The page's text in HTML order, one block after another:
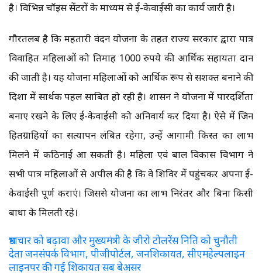
है। विभिन्न चॉइस सेंटरों के माध्यम से ई-केवाईसी का कार्य जारी है।
गौरतलब है कि महतारी वंदन योजना के तहत राज्य सरकार द्वारा पात्र
विवाहित महिलाओं को प्रतिमाह 1000 रुपये की आर्थिक सहायता प्रदान
की जाती है। यह योजना महिलाओं को आर्थिक रूप से सशक्त बनाने की
दिशा में सार्थक पहल साबित हो रही है। शासन ने योजना में पारदर्शिता
बनाए रखने के लिए ई-केवाईसी को अनिवार्य कर दिया है। ऐसे में जिन
हितग्राहियों का सत्यापन लंबित रहेगा, उन्हें आगामी किस्त का लाभ
मिलने में कठिनाई आ सकती है। महिला एवं बाल विकास विभाग ने
सभी पात्र महिलाओं से अपील की है कि वे शिविर में पहुंचकर अपना ई-
केवाईसी पूर्ण कराएं। जिससे योजना का लाभ निरंतर और बिना किसी
बाधा के मिलती रहे।
भ्रष्टाचार को बढ़ावा और मुख्यमंत्री के जीरो टोलरेंस निति को चुनौती
देता जनसंपर्क विभाग, पीजीपोर्टल, जनशिकायत, सीएमहेल्पलाइन
लाइनपर की गई शिकायत सब बेअसर